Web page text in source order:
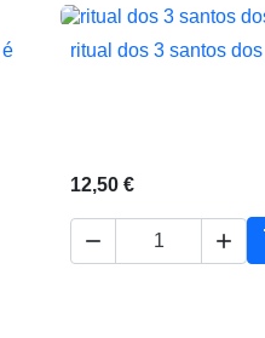
ao carrinho
 Vista
ritual dos 3 santos
12,50 €
 